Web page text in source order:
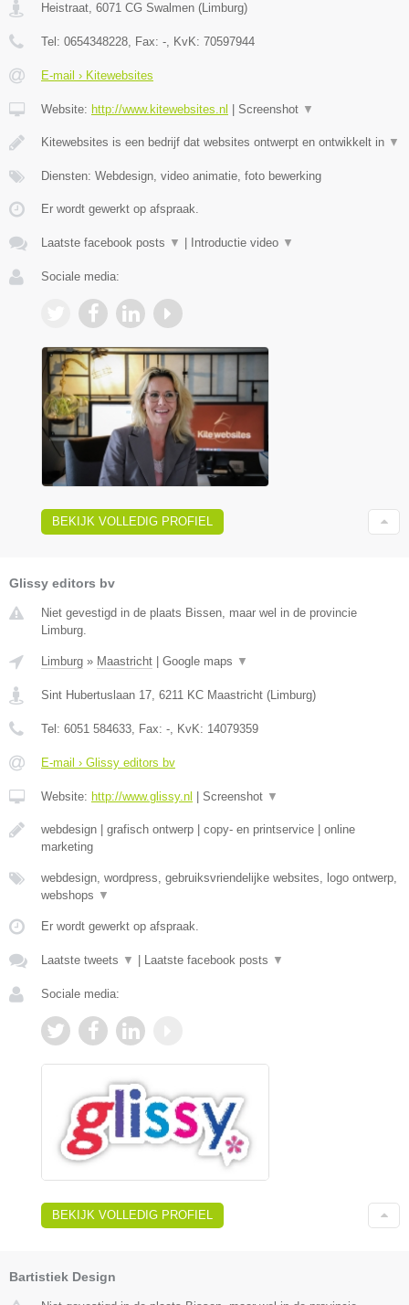
Heistraat, 6071 CG Swalmen (Limburg)
Tel: 0654348228, Fax: -, KvK: 70597944
E-mail › Kitewebsites
Website: http://www.kitewebsites.nl Screenshot ▼
Kitewebsites is een bedrijf dat websites ontwerpt en ontwikkelt in ▼
Diensten: Webdesign, video animatie, foto bewerking
Er wordt gewerkt op afspraak.
Laatste facebook posts ▼ Introductie video ▼
Sociale media:
BEKIJK VOLLEDIG PROFIEL
Glissy editors bv
Niet gevestigd in de plaats Bissen, maar wel in de provincie
Limburg.
Limburg » Maastricht Google maps ▼
Sint Hubertuslaan 17 6211 KC Maastricht ( Limburg)
Tel: 6051 584633 , Fax: - , KvK: 14079359
E-mail › Glissy editors bv
Website: http://www.glissy.nl Screenshot ▼
webdesign | grafisch ontwerp | copy- en printservice | online
marketing
webdesign, wordpress, gebruiksvriendelijke websites, logo ontwerp,
webshops ▼
Er wordt gewerkt op afspraak.
Laatste tweets ▼ Laatste facebook posts ▼
Sociale media:
BEKIJK VOLLEDIG PROFIEL
Bartistiek Design